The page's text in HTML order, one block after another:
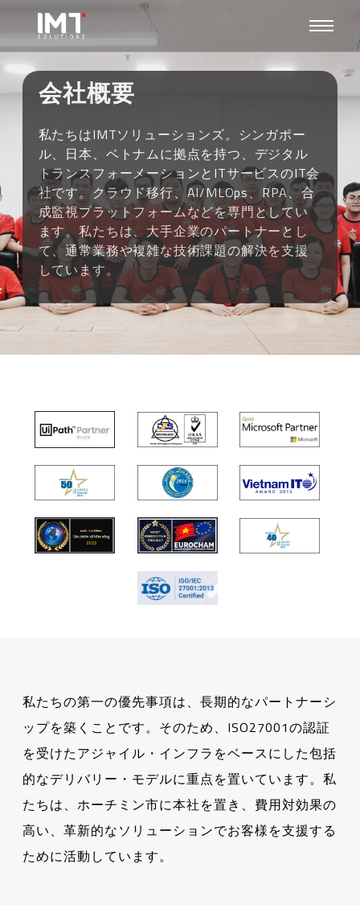
会社概要
私たちはIMTソリューションズ。シンガポー
ル、日本、ベトナムに拠点を持つ、デジタル
トランスフォーメーションとITサービスのIT会
社です。クラウド移行、AI/MLOps、RPA、合
成監視プラットフォームなどを専門としてい
ます。私たちは、大手企業のパートナーとし
て、通常業務や複雑な技術課題の解決を支援
しています。
私たちの第一の優先事項は、長期的なパートナーシ
ップを築くことです。そのため、ISO27001の認証
を受けたアジャイル・インフラをベースにした包括
的なデリバリー・モデルに重点を置いています。私
たちは、ホーチミン市に本社を置き、費用対効果の
高い、革新的なソリューションでお客様を支援する
ために活動しています。